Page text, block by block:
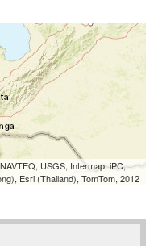
USGS, Intermap, iPC,
Esri (Thailand), TomTom, 2012